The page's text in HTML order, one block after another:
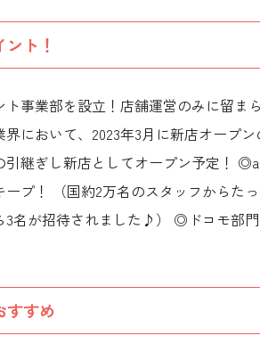
ト！
事業部を設立！店舗運営のみに留ま
において、2023年3月に新店オープ
継ぎし新店としてオープン予定！
プ！ （国約2万名のスタッフからた
3名が招待されました♪） ◎ドコモ部門
すすめ